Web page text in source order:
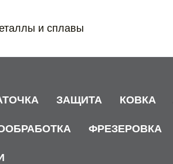
и сплавы
ЗАЩИТА КОВКА
ФРЕЗЕРОВКА